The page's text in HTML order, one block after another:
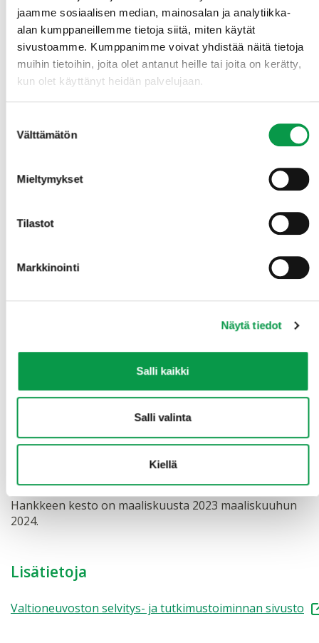
jaamme sosiaalisen median, mainosalan ja analytiikka-
alan kumppaneillemme tietoja siitä, miten käytät
sivustoamme. Kumppanimme voivat yhdistää näitä tietoja
muihin tietoihin, joita olet antanut heille tai joita on kerätty,
kun olet käyttänyt heidän palvelujaan.
valinta
Välttämätön
Mieltymykset
Tilastot
Markkinointi
Näytä tiedot
Salli kaikki
Salli valinta
Kiellä
ekosysteemipalveluihin ja niiden arvoketjuihin.
4. Tehdään arvio ekosysteemipalveluiden arvonlisän
kasvattamisen pullonkauloista ja mahdollisista
ratkaisuista.
Hankkeen toteuttavat Tapio,
. Hankkeen
rahoittaavaltioneuvoston kanslia
Hankkeen kesto on maaliskuusta 2023 maaliskuuhun
2024.
Lisätietoja
Valtioneuvoston selvitys- ja tutkimustoiminnan sivusto